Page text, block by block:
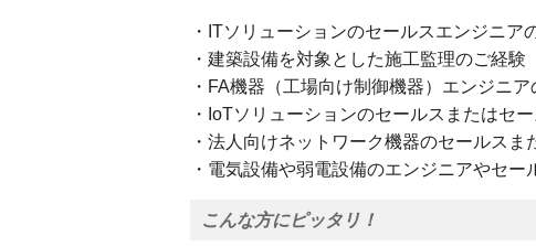
・ITソリューションのセールスエンジニア
・建築設備を対象とした施工監理のご経験
・FA機器（工場向け制御機器）エンジニア
・IoTソリューションのセールスまたはセ
・法人向けネットワーク機器のセールス
・電気設備や弱電設備のエンジニアやセー
こんな方にピッタリ！